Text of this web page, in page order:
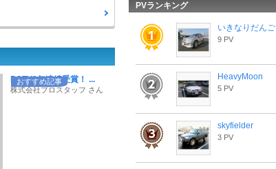
おすすめ記事
POTY9年連続受賞！ ...
株式会社プロスタッフ さん
PVランキング
いきなりだんご
9 PV
HeavyMoon
5 PV
skyfielder
3 PV